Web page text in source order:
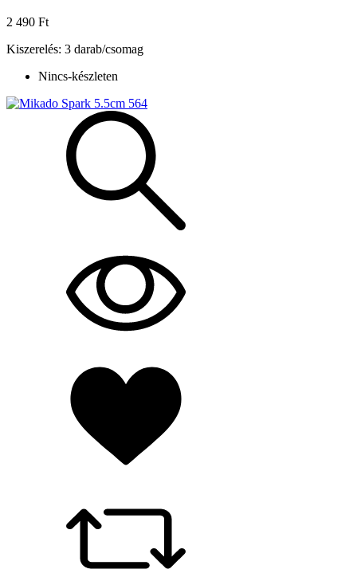
2 490 Ft
Kiszerelés: 3 darab/csomag
Nincs-készleten